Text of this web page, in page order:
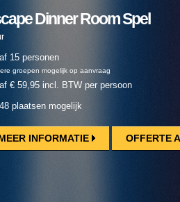
Dinner Room Spel
15 personen
groepen mogelijk op aanvraag
€ 59,95 incl. BTW per persoon
plaatsen mogelijk
INFORMATIE OFFERTE